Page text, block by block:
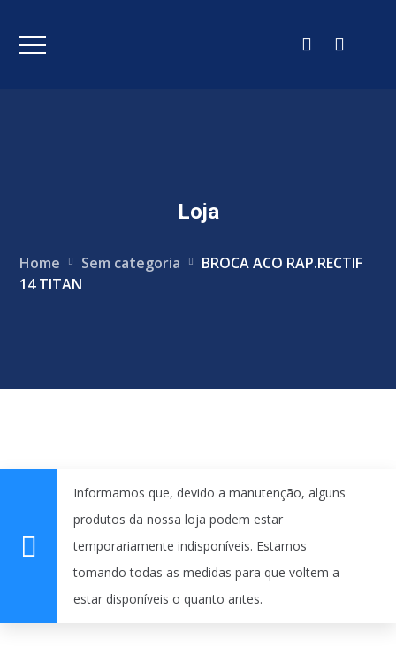
Loja
Home Sem categoria
BROCA ACO RAP.RECTIF
14 TITAN
Informamos que, devido a manutenção, alguns
produtos da nossa loja podem estar
temporariamente indisponíveis. Estamos
tomando todas as medidas para que voltem a
estar disponíveis o quanto antes.